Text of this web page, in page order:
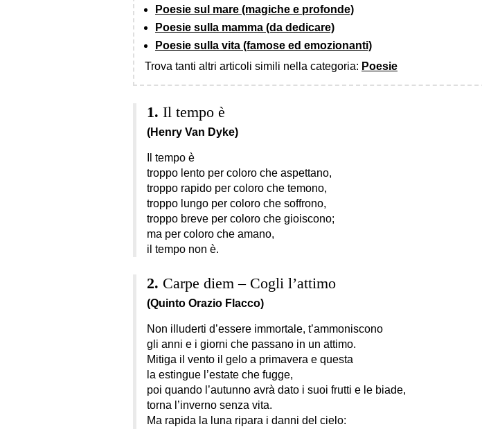
Poesie sul mare (magiche e profonde)
Poesie sulla mamma (da dedicare)
Poesie sulla vita (famose ed emozionanti)
Trova tanti altri articoli simili nella categoria: Poesie
Il tempo è
(Henry Van Dyke)
Il tempo è
troppo lento per coloro che aspettano,
troppo rapido per coloro che temono,
troppo lungo per coloro che soffrono,
troppo breve per coloro che gioiscono;
ma per coloro che amano,
il tempo non è.
Carpe diem – Cogli l’attimo
(Quinto Orazio Flacco)
Non illuderti d’essere immortale, t’ammoniscono
gli anni e i giorni che passano in un attimo.
Mitiga il vento il gelo a primavera e questa
la estingue l’estate che fugge,
poi quando l’autunno avrà dato i suoi frutti e le biade,
torna l’inverno senza vita.
Ma rapida la luna ripara i danni del cielo: